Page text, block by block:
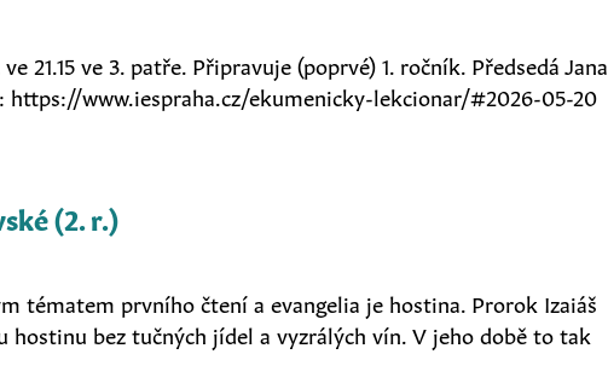
21.15 ve 3. patře. Připravuje (poprvé) 1. ročník. Předsedá Jana
https://www.iespraha.cz/ekumenicky-lekcionar/#2026-05-20
(2. r.)
tématem prvního čtení a evangelia je hostina. Prorok Izaiáš
hostinu bez tučných jídel a vyzrálých vín. V jeho době to tak